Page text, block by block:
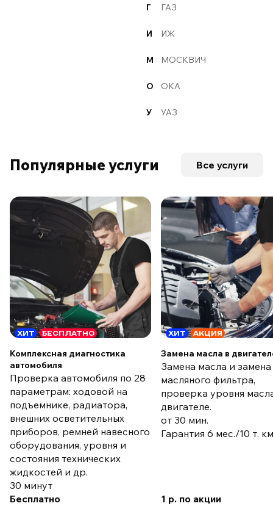
Г ГАЗ
И ИЖ
М МОСКВИЧ
О ОКА
У УАЗ
Популярные услуги Все услуги
ХИТ БЕСПЛАТНО
Комплексная диагностика
автомобиля
Проверка автомобиля по 28
параметрам: ходовой на
подъемнике, радиатора,
внешних осветительных
приборов, ремней навесного
оборудования, уровня и
состояния технических
жидкостей и др.
30 минут
Бесплатно
ХИТ АКЦИЯ
Замена масла в
Замена масла и замена
масляного фильтра,
проверка уровня
двигателе.
от 30 мин.
Гарантия 6 мес./10 т.
1 р. по акции